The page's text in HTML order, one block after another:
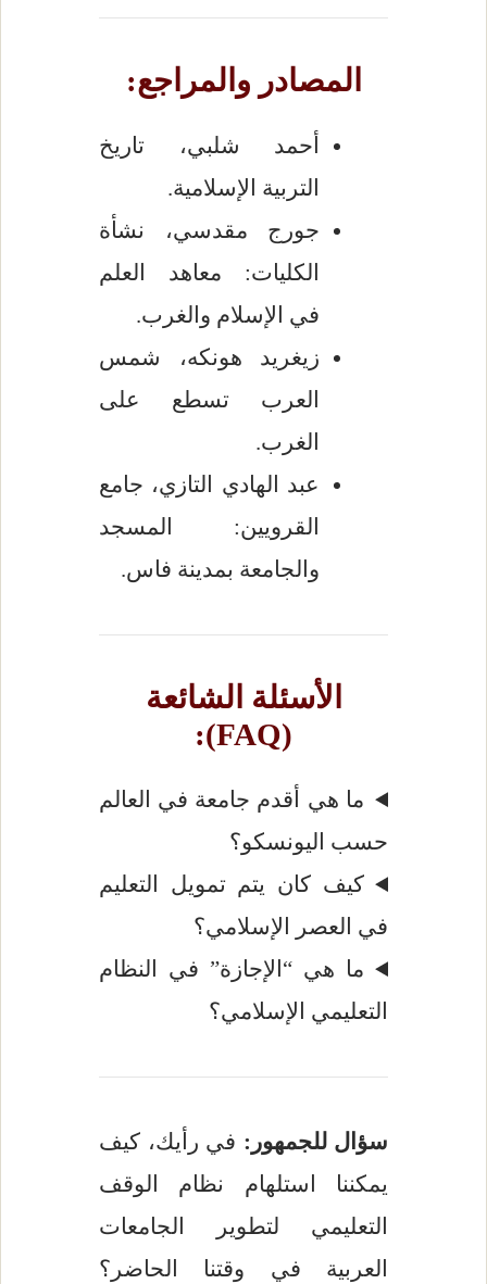
المصادر والمراجع:
أحمد شلبي، تاريخ
التربية الإسلامية.
جورج مقدسي، نشأة
الكليات: معاهد العلم
في الإسلام والغرب.
زيغريد هونكه، شمس
العرب تسطع على
الغرب.
عبد الهادي التازي، جامع
القرويين: المسجد
والجامعة بمدينة فاس.
الأسئلة الشائعة
ما هي أقدم جامعة في العالم
حسب اليونسكو؟
كيف كان يتم تمويل التعليم
في العصر الإسلامي؟
ما هي “الإجازة” في النظام
التعليمي الإسلامي؟
سؤال للجمهور:في رأيك، كيف
يمكننا استلهام نظام الوقف
التعليمي لتطوير الجامعات
العربية في وقتنا الحاضر؟